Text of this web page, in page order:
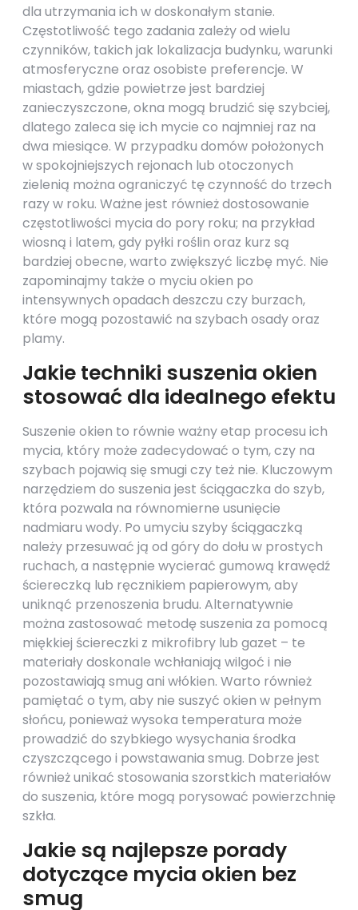
dla utrzymania ich w doskonałym stanie.
Częstotliwość tego zadania zależy od wielu
czynników, takich jak lokalizacja budynku, warunki
atmosferyczne oraz osobiste preferencje. W
miastach, gdzie powietrze jest bardziej
zanieczyszczone, okna mogą brudzić się szybciej,
dlatego zaleca się ich mycie co najmniej raz na
dwa miesiące. W przypadku domów położonych
w spokojniejszych rejonach lub otoczonych
zielenią można ograniczyć tę czynność do trzech
razy w roku. Ważne jest również dostosowanie
częstotliwości mycia do pory roku; na przykład
wiosną i latem, gdy pyłki roślin oraz kurz są
bardziej obecne, warto zwiększyć liczbę myć. Nie
zapominajmy także o myciu okien po
intensywnych opadach deszczu czy burzach,
które mogą pozostawić na szybach osady oraz
plamy.
Jakie techniki suszenia okien
stosować dla idealnego efektu
Suszenie okien to równie ważny etap procesu ich
mycia, który może zadecydować o tym, czy na
szybach pojawią się smugi czy też nie. Kluczowym
narzędziem do suszenia jest ściągaczka do szyb,
która pozwala na równomierne usunięcie
nadmiaru wody. Po umyciu szyby ściągaczką
należy przesuwać ją od góry do dołu w prostych
ruchach, a następnie wycierać gumową krawędź
ściereczką lub ręcznikiem papierowym, aby
uniknąć przenoszenia brudu. Alternatywnie
można zastosować metodę suszenia za pomocą
miękkiej ściereczki z mikrofibry lub gazet – te
materiały doskonale wchłaniają wilgoć i nie
pozostawiają smug ani włókien. Warto również
pamiętać o tym, aby nie suszyć okien w pełnym
słońcu, ponieważ wysoka temperatura może
prowadzić do szybkiego wysychania środka
czyszczącego i powstawania smug. Dobrze jest
również unikać stosowania szorstkich materiałów
do suszenia, które mogą porysować powierzchnię
szkła.
Jakie są najlepsze porady
dotyczące mycia okien bez
smug